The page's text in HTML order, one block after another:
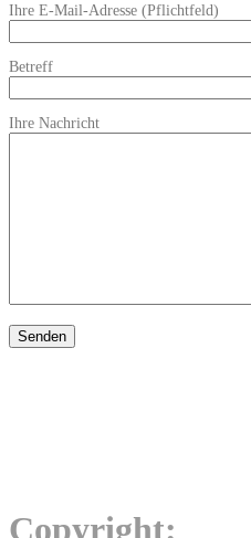
Ihre E-Mail-Adresse (Pflichtfeld)
Betreff
Ihre Nachricht
Copyright: